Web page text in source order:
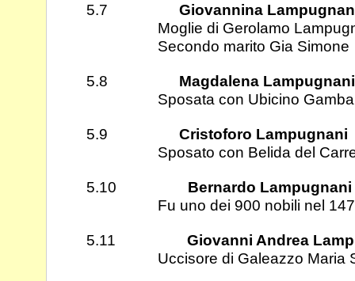
5.7 Giovannina
Moglie di Gerolamo
Secondo marito Gia Simone
5.8 Magdalena Lampugnani
Sposata con Ubicino
5.9 Cristoforo Lampugnani
Sposato con Belida del
5.10 Bernardo Lampugnani
Fu uno dei 900 nobili nel
5.11 Giovanni Andrea
Uccisore di Galeazzo Maria